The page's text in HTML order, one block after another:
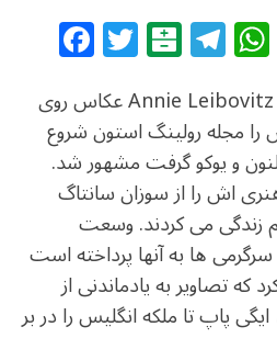
F
a
c
e
b
o
o
k
T
w
itt
e
r
B
al
at
ar
in
T
el
e
g
ra
m
بیش از 40 سال است که Annie Leibovitz عکاس روی
مجله رولینگ استون شروع
و یوکو گرفت مشهور شد.
اش را از سوزان سانتاگ
زندگی می کردند. وسعت
ها به آنها پرداخته است
که تصاویر به یادماندنی از
پاپ تا ملکه انگلیس را در بر